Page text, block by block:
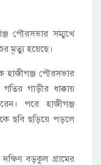
পৌরসভার সম্মুখে
মৃত্যু হয়েছে।
হাজীগঞ্জ পৌরসভার
গাড়ীর ধাক্কায়
পরে হাজীগঞ্জ
ছবি ছড়িয়ে পড়লে
বড়কুল গ্রামের